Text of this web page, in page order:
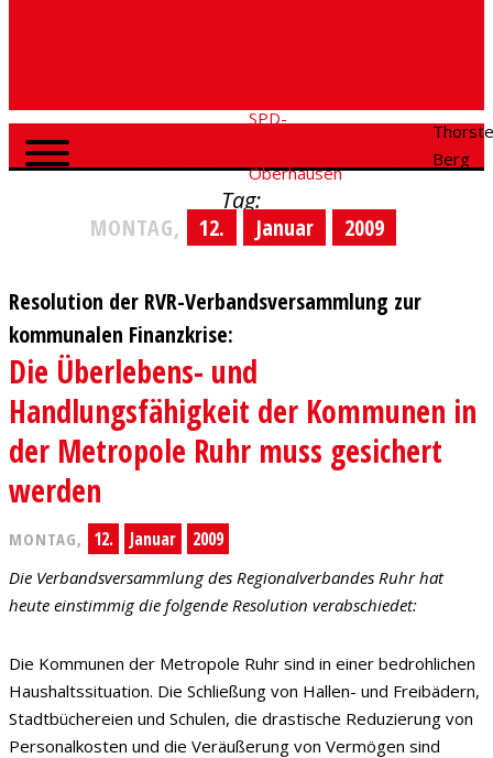
SPD-
Oberhausen
Berg
Tag:
MONTAG,
12. Januar 2009
Resolution der RVR-Verbandsversammlung zur
kommunalen Finanzkrise:
Die Überlebens- und
Handlungsfähigkeit der Kommunen in
der Metropole Ruhr muss gesichert
werden
MONTAG, 12. Januar 2009
Die Verbandsversammlung des Regionalverbandes Ruhr hat
heute einstimmig die folgende Resolution verabschiedet:
Die Kommunen der Metropole Ruhr sind in einer bedrohlichen
Haushaltssituation. Die Schließung von Hallen- und Freibädern,
Stadtbüchereien und Schulen, die drastische Reduzierung von
Personalkosten und die Veräußerung von Vermögen sind